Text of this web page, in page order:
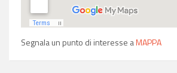
Segnala un punto di interesse aMAPPA